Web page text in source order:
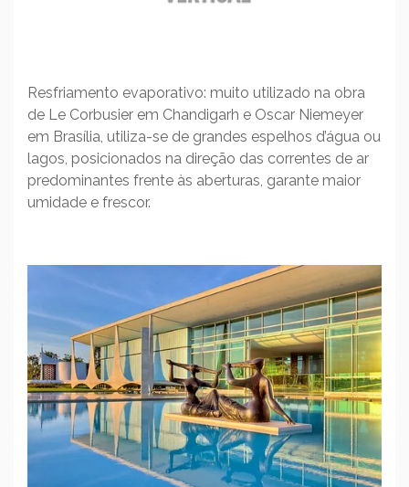
Resfriamento evaporativo: muito utilizado na obra
de Le Corbusier em Chandigarh e Oscar Niemeyer
em Brasília, utiliza-se de grandes espelhos d’água ou
lagos, posicionados na direção das correntes de ar
predominantes frente às aberturas, garante maior
umidade e frescor.